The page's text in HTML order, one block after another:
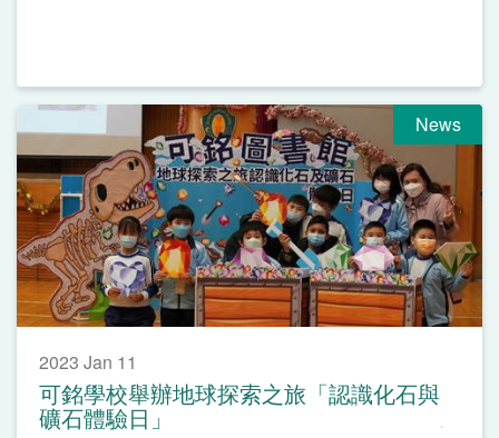
News
2023 Jan 11
可銘學校舉辦地球探索之旅「認識化石與
礦石體驗日」